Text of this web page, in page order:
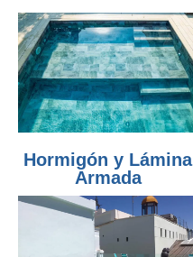
Hormigón y Lámina
Armada